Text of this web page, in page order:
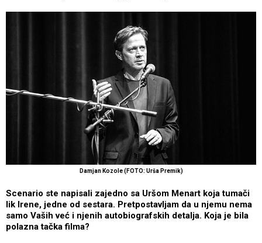
Damjan Kozole (FOTO: Urša Premik)
Scenario ste napisali zajedno sa Uršom Menart koja tumači
lik lrene, jedne od sestara. Pretpostavljam da u njemu nema
samo Vaših već i njenih autobiografskih detalja. Koja je bila
polazna tačka filma?